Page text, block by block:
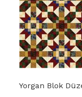
Yorgan Blok